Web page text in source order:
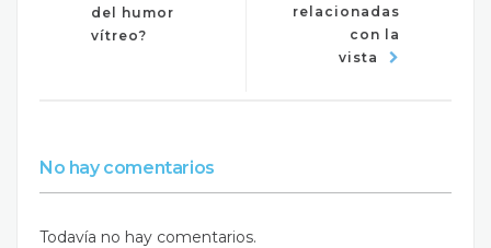
del humor
vítreo?
relacionadas
con la
vista
No hay comentarios
Todavía no hay comentarios.